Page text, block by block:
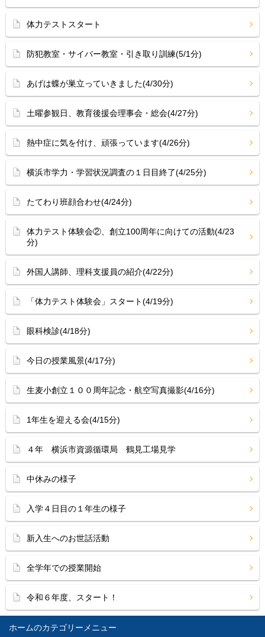
ホーム
体力テストスタート
防犯教室・サイバー教室・引き取り訓練(5/1分)
あげは蝶が巣立っていきました(4/30分)
土曜参観日、教育後援会理事会・総会(4/27分)
熱中症に気を付け、頑張っています(4/26分)
横浜市学力・学習状況調査の１日目終了(4/25分)
たてわり班顔合わせ(4/24分)
体力テスト体験会②、創立100周年に向けての活動(4/23
分)
外国人講師、理科支援員の紹介(4/22分)
「体力テスト体験会」スタート(4/19分)
眼科検診(4/18分)
今日の授業風景(4/17分)
生麦小創立１００周年記念・航空写真撮影(4/16分)
1年生を迎える会(4/15分)
４年 横浜市資源循環局 鶴見工場見学
中休みの様子
入学４日目の１年生の様子
新入生へのお世話活動
全学年での授業開始
令和６年度、スタート！